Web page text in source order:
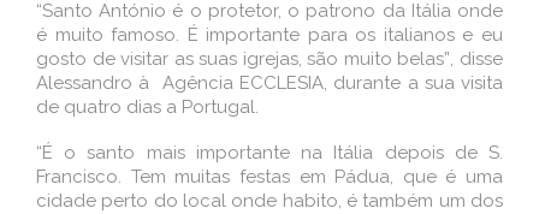
“Santo António é o protetor, o patrono da Itália onde
é muito famoso. É importante para os italianos e eu
gosto de visitar as suas igrejas, são muito belas”, disse
Alessandro à Agência ECCLESIA, durante a sua visita
de quatro dias a Portugal.
“É o santo mais importante na Itália depois de S.
Francisco. Tem muitas festas em Pádua, que é uma
cidade perto do local onde habito, é também um dos